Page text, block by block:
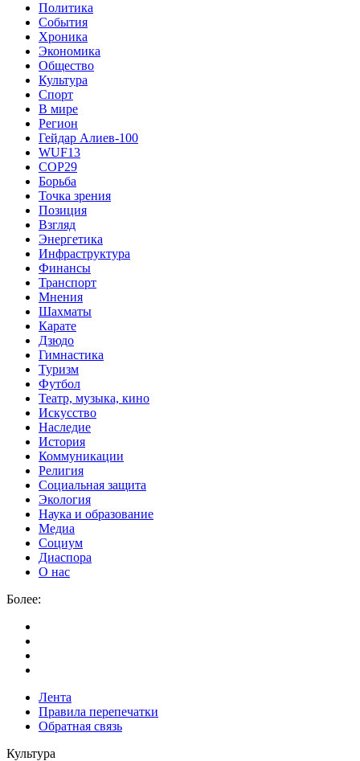
Политика
События
Хроника
Экономика
Общество
Культура
Спорт
В мире
Регион
Гейдар Алиев-100
WUF13
COP29
Борьба
Точка зрения
Позиция
Взгляд
Энергетика
Инфраструктура
Финансы
Транспорт
Мнения
Шахматы
Карате
Дзюдо
Гимнастика
Туризм
Футбол
Театр, музыка, кино
Искусство
Наследие
История
Коммуникации
Религия
Социальная защита
Экология
Наука и образование
Медиа
Социум
Диаспора
О нас
Более:
Лента
Правила перепечатки
Обратная связь
Культура